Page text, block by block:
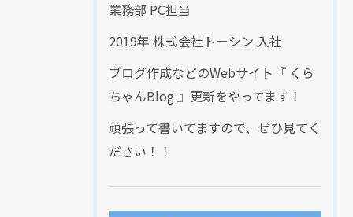
業務部 PC担当
2019年 株式会社トーシン 入社
ブログ作成などのWebサイト『 くら
ちゃんBlog 』更新をやってます！
頑張って書いてますので、ぜひ見てく
ださい！！